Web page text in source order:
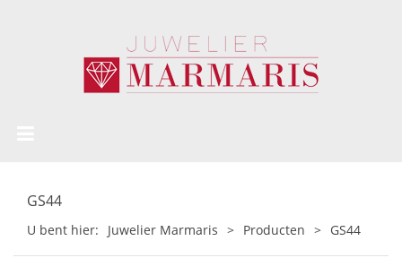
GS44
U bent hier: Juwelier Marmaris > Producten > GS44